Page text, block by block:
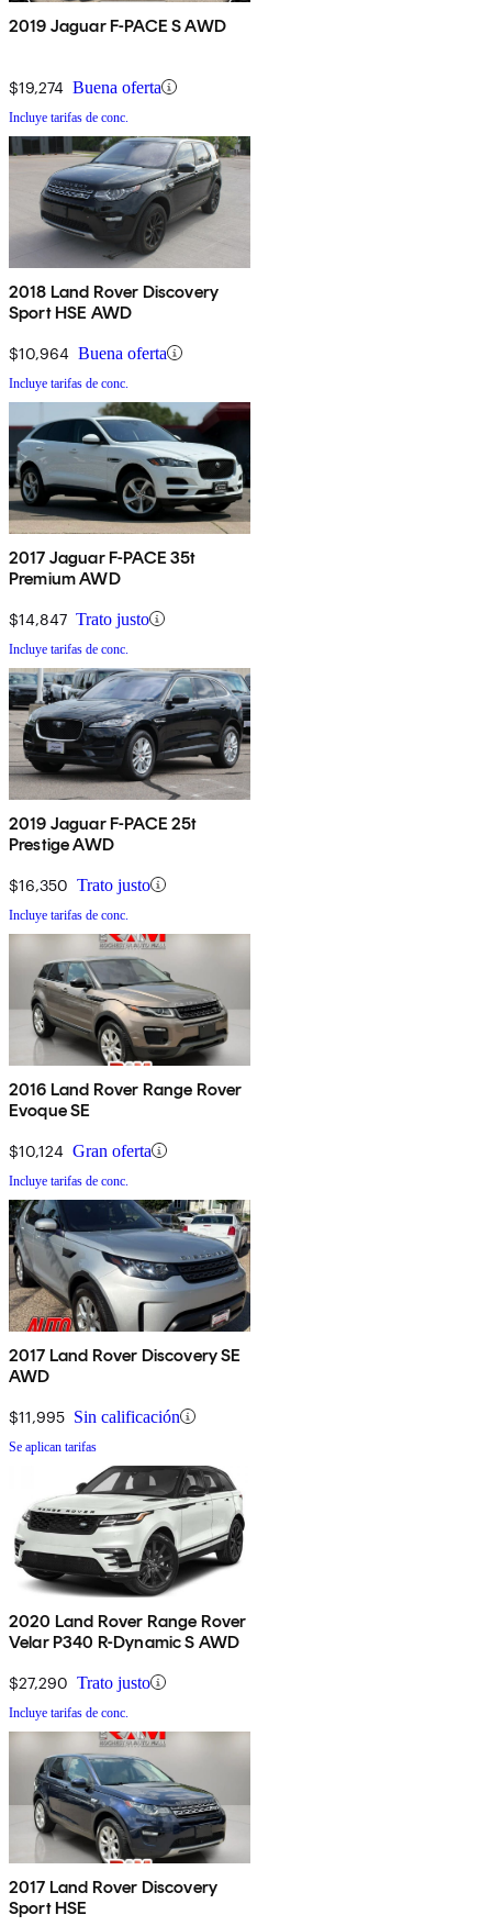
2019 Jaguar F-PACE S AWD
$19,274 Buena oferta
Incluye tarifas de conc.
2018 Land Rover Discovery
Sport HSE AWD
$10,964 Buena oferta
Incluye tarifas de conc.
2017 Jaguar F-PACE 35t
Premium AWD
$14,847 Trato justo
Incluye tarifas de conc.
2019 Jaguar F-PACE 25t
Prestige AWD
$16,350 Trato justo
Incluye tarifas de conc.
2016 Land Rover Range Rover
Evoque SE
$10,124 Gran oferta
Incluye tarifas de conc.
2017 Land Rover Discovery SE
AWD
$11,995 Sin calificación
Se aplican tarifas
2020 Land Rover Range Rover
Velar P340 R-Dynamic S AWD
$27,290 Trato justo
Incluye tarifas de conc.
2017 Land Rover Discovery
Sport HSE